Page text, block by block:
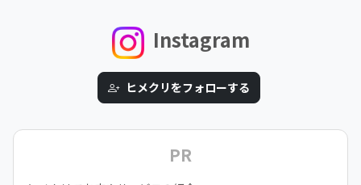
Instagram
ヒメクリをフォローする
PR